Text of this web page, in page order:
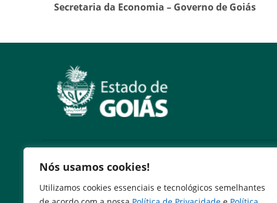
Nós usamos cookies!
Utilizamos cookies essenciais e tecnológicos semelhantes
Secretaria da Economia – Governo de Goiás
Expresso Goiás
Expresso Aplicações